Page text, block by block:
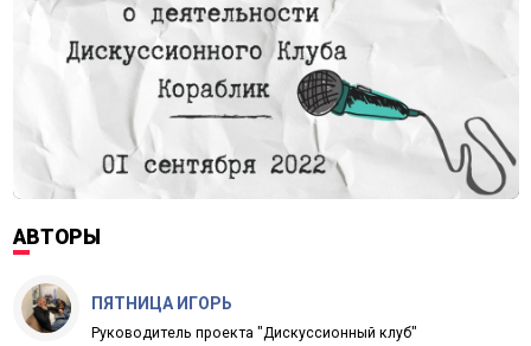
АВТОРЫ
ПЯТНИЦА ИГОРЬ
Руководитель проекта "Дискуссионный клуб"